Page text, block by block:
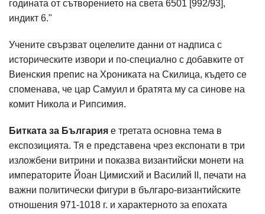
годината от сътворението на света 6501 [992/93],
индикт 6."
Учените свързват оцелелите данни от надписа с
историческите извори и по-специално с добавките от
Виенския препис на Хрониката на Скилица, където се
споменава, че цар Самуил и братята му са синове на
комит Никола и Рипсимия.
Битката за България е третата основна тема в
експозицията. Тя е представена чрез експонати в три
изложбени витрини и показва византийски монети на
императорите Йоан Цимисхий и Василий II, печати на
важни политически фигури в българо-византийските
отношения 971-1018 г. и характерното за епохата